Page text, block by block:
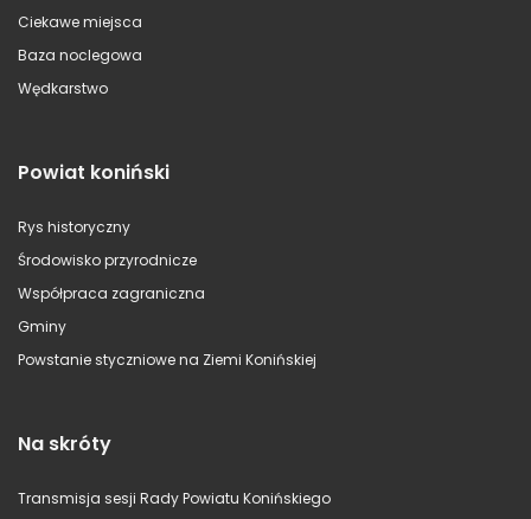
Ciekawe miejsca
Baza noclegowa
Wędkarstwo
Powiat koniński
Rys historyczny
Środowisko przyrodnicze
Współpraca zagraniczna
Gminy
Powstanie styczniowe na Ziemi Konińskiej
Na skróty
Transmisja sesji Rady Powiatu Konińskiego